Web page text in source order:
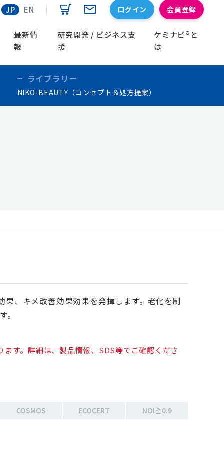
JP EN ログイン 会員登録
最新情
報
研究開発 / ビジネス支
援
ケミナビ®と
は
ライブラリー
NIKO-BEAUTY（コンセプト＆処方提案）
、キメ改善効果効果を発揮します。老化を制
。
す。詳細は、製品情報、SDS等でご確認くださ
COSMOS ECOCERT NOI≧0.9